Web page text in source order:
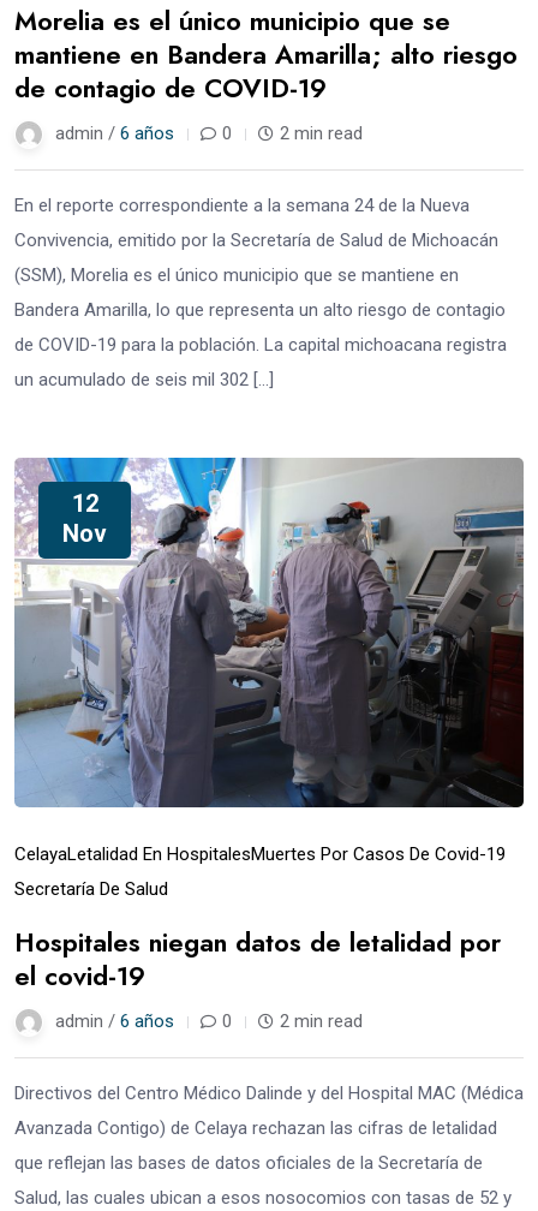
Morelia es el único municipio que se
mantiene en Bandera Amarilla; alto riesgo
de contagio de COVID-19
admin / 6 años 0 2 min read
En el reporte correspondiente a la semana 24 de la Nueva
Convivencia, emitido por la Secretaría de Salud de Michoacán
(SSM), Morelia es el único municipio que se mantiene en
Bandera Amarilla, lo que representa un alto riesgo de contagio
de COVID-19 para la población. La capital michoacana registra
un acumulado de seis mil 302 […]
12
Nov
CelayaLetalidad En HospitalesMuertes Por Casos De Covid-19
Secretaría De Salud
Hospitales niegan datos de letalidad por
el covid-19
admin / 6 años 0 2 min read
Directivos del Centro Médico Dalinde y del Hospital MAC (Médica
Avanzada Contigo) de Celaya rechazan las cifras de letalidad
que reflejan las bases de datos oficiales de la Secretaría de
Salud, las cuales ubican a esos nosocomios con tasas de 52 y